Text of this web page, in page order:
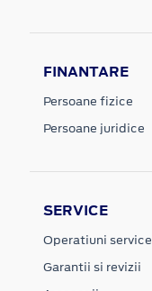
FINANTARE
Persoane fizice
Persoane juridice
SERVICE
Operatiuni service
Garantii si revizii